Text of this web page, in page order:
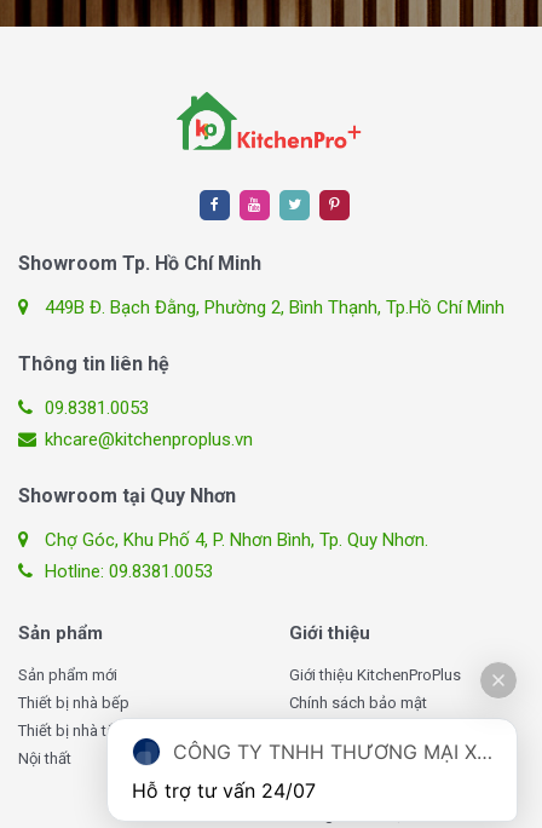
Showroom Tp. Hồ Chí Minh
449B Đ. Bạch Đằng, Phường 2, Bình Thạnh, Tp.Hồ Chí Minh
Thông tin liên hệ
09.8381.0053
khcare@kitchenproplus.vn
Showroom tại Quy Nhơn
Chợ Góc, Khu Phố 4, P. Nhơn Bình, Tp. Quy Nhơn.
Hotline: 09.8381.0053
Sản phẩm
Sản phẩm mới
Thiết bị nhà bếp
Thiết bị nhà tắm
Nội thất
Giới thiệu
Giới thiệu KitchenProPlus
Chính sách bảo mật
Chính sách đổi, trả hàng
Chính sách bảo hành
CÔNG TY TNHH THƯƠNG MẠI XUẤT NHẬP KHẨU TOMATE VIỆT NAM
Hỗ trợ tư vấn 24/07